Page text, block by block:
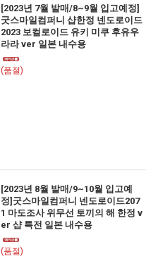
[2023년 7월 발매/8~9월 입고예정]
굿스마일컴퍼니 샵한정 넨도로이드
2023 보컬로이드 유키 미쿠 후유우
라라 ver 일본 내수용
(품절)
[2023년 8월 발매/9~10월 입고예
정]굿스마일컴퍼니 넨도로이드207
1 마도조사 위무선 토끼의 해 한정 v
er 샵 특전 일본 내수용
(품절)